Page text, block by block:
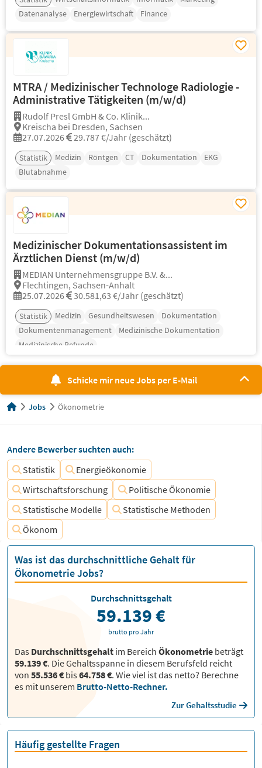
Datenanalyse
Energiewirtschaft Finance
MTRA / Medizinischer Technologe Radiologie -
Administrative Tätigkeiten (m/w/d)
Rudolf Presl GmbH & Co. Klinik...
Kreischa bei Dresden, Sachsen
27.07.2026
29.787 €/Jahr (geschätzt)
Statistik Medizin Röntgen CT Dokumentation
EKG
Blutabnahme
Medizinischer Dokumentationsassistent im
Ärztlichen Dienst (m/w/d)
MEDIAN Unternehmensgruppe B.V. &...
Flechtingen, Sachsen-Anhalt
25.07.2026
30.581,63 €/Jahr (geschätzt)
Statistik Medizin Gesundheitswesen
Dokumentation
Dokumentenmanagement
Medizinische Dokumentation
Medizinische Befunde
Schicke mir neue Jobs per E-Mail
Jobs Ökonometrie
Andere Bewerber suchten auch:
Statistik
Energieökonomie
Wirtschaftsforschung
Politische Ökonomie
Statistische Modelle
Statistische Methoden
Ökonom
Was ist das durchschnittliche Gehalt für
Ökonometrie Jobs?
Das Durchschnittsgehalt im Bereich Ökonometrie beträgt
59.139 €. Die Gehaltsspanne in diesem Berufsfeld reicht
von 55.536 € bis64.758 €. Wie viel ist das netto? Berechne
es mit unserem Brutto-Netto-Rechner.
Zur Gehaltsstudie
Durchschnittsgehalt
59.139 €
brutto pro Jahr
Häufig gestellte Fragen